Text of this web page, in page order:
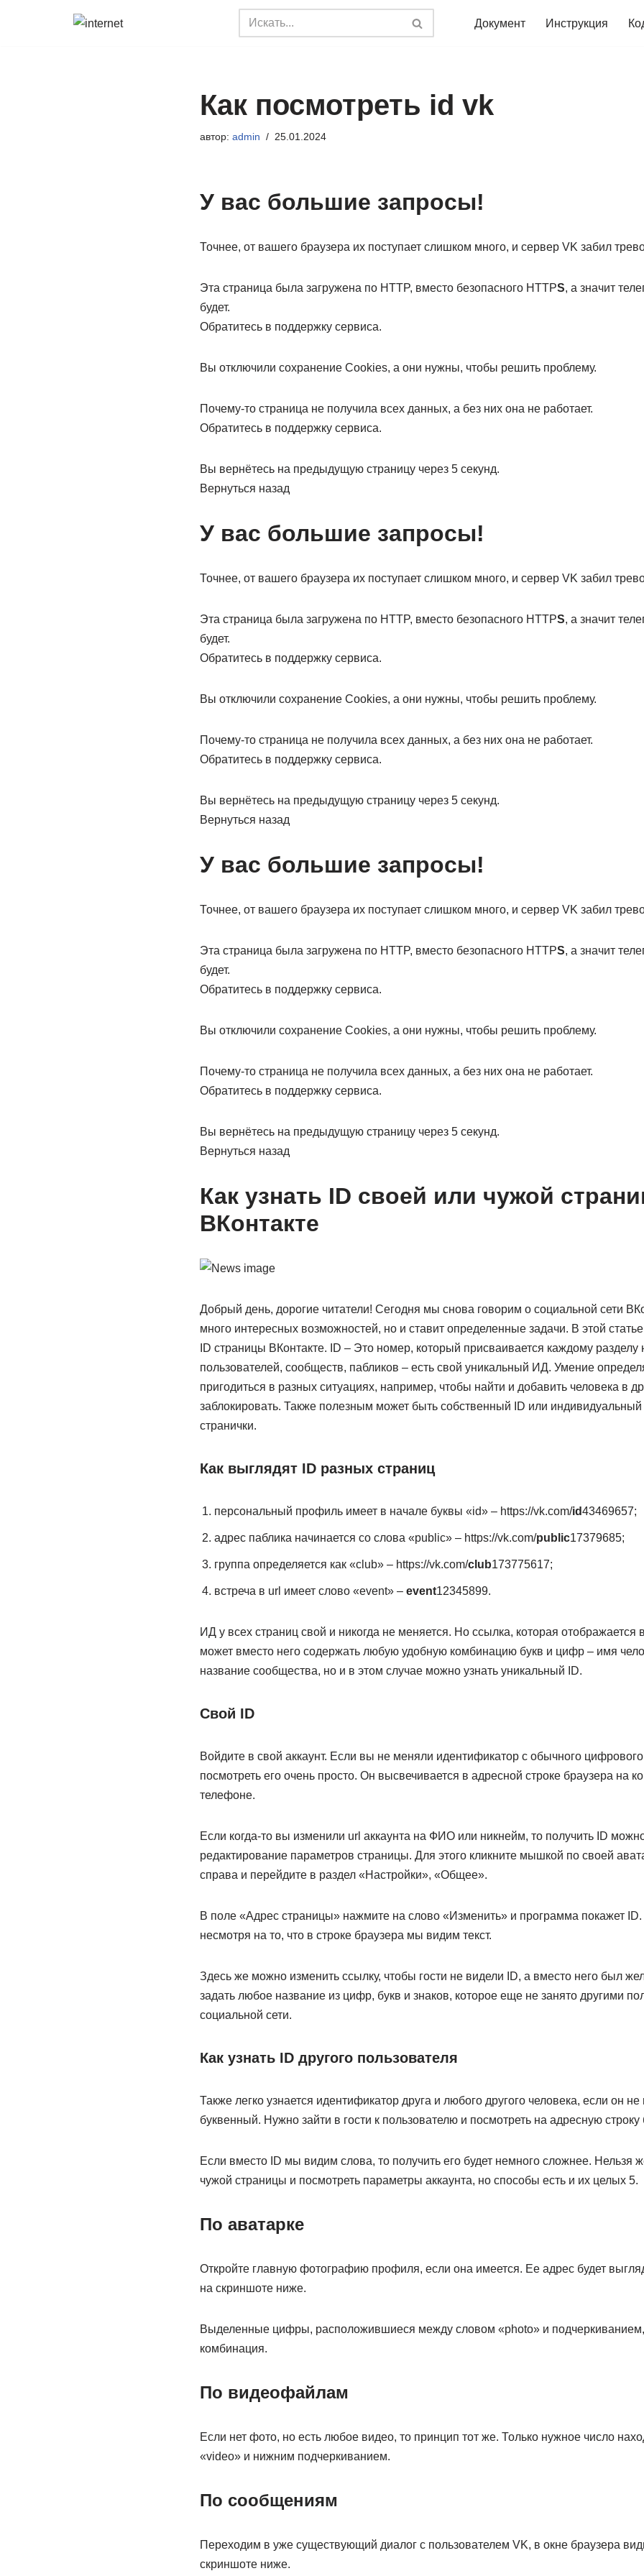
Документ Инструкция
Как посмотреть id vk
автор: admin 25.01.2024
У вас большие запросы!
Точнее, от вашего браузера их поступает слишком много, и сервер VK забил
Эта страница была загружена по HTTP, вместо безопасного HTTPS, а значит
будет.
Обратитесь в поддержку сервиса.
Вы отключили сохранение Cookies, а они нужны, чтобы решить проблему.
Почему-то страница не получила всех данных, а без них она не работает.
Обратитесь в поддержку сервиса.
Вы вернётесь на предыдущую страницу через 5 секунд.
Вернуться назад
У вас большие запросы!
Точнее, от вашего браузера их поступает слишком много, и сервер VK забил
Эта страница была загружена по HTTP, вместо безопасного HTTPS, а значит
будет.
Обратитесь в поддержку сервиса.
Вы отключили сохранение Cookies, а они нужны, чтобы решить проблему.
Почему-то страница не получила всех данных, а без них она не работает.
Обратитесь в поддержку сервиса.
Вы вернётесь на предыдущую страницу через 5 секунд.
Вернуться назад
У вас большие запросы!
Точнее, от вашего браузера их поступает слишком много, и сервер VK забил
Эта страница была загружена по HTTP, вместо безопасного HTTPS, а значит
будет.
Обратитесь в поддержку сервиса.
Вы отключили сохранение Cookies, а они нужны, чтобы решить проблему.
Почему-то страница не получила всех данных, а без них она не работает.
Обратитесь в поддержку сервиса.
Вы вернётесь на предыдущую страницу через 5 секунд.
Вернуться назад
Как узнать ID своей или чужой
ВКонтакте
Добрый день, дорогие читатели! Сегодня мы снова говорим о социальной сети
много интересных возможностей, но и ставит определенные задачи. В этой
ID страницы ВКонтакте. ID – Это номер, который присваивается каждому разделу
пользователей, сообществ, пабликов – есть свой уникальный ИД. Умение
пригодиться в разных ситуациях, например, чтобы найти и добавить человека в
заблокировать. Также полезным может быть собственный ID или
странички.
Как выглядят ID разных страниц
персональный профиль имеет в начале буквы «id» – https://vk.com/id43469657;
адрес паблика начинается со слова «public» – https://vk.com/public17379685;
группа определяется как «club» – https://vk.com/club173775617;
встреча в url имеет слово «event» – event12345899.
ИД у всех страниц свой и никогда не меняется. Но ссылка, которая отображается
может вместо него содержать любую удобную комбинацию букв и цифр – имя
название сообщества, но и в этом случае можно узнать уникальный ID.
Свой ID
Войдите в свой аккаунт. Если вы не меняли идентификатор с обычного
посмотреть его очень просто. Он высвечивается в адресной строке браузера на
телефоне.
Если когда-то вы изменили url аккаунта на ФИО или никнейм, то получить ID
редактирование параметров страницы. Для этого кликните мышкой по своей
справа и перейдите в раздел «Настройки», «Общее».
В поле «Адрес страницы» нажмите на слово «Изменить» и программа покажет
несмотря на то, что в строке браузера мы видим текст.
Здесь же можно изменить ссылку, чтобы гости не видели ID, а вместо него был
задать любое название из цифр, букв и знаков, которое еще не занято другими
социальной сети.
Как узнать ID другого пользователя
Также легко узнается идентификатор друга и любого другого человека, если он
буквенный. Нужно зайти в гости к пользователю и посмотреть на адресную строку
Если вместо ID мы видим слова, то получить его будет немного сложнее. Нельзя
чужой страницы и посмотреть параметры аккаунта, но способы есть и их целых 5.
По аватарке
Откройте главную фотографию профиля, если она имеется. Ее адрес будет
на скриншоте ниже.
Выделенные цифры, расположившиеся между словом «photo» и подчеркиванием,
комбинация.
По видеофайлам
Если нет фото, но есть любое видео, то принцип тот же. Только нужное число
«video» и нижним подчеркиванием.
По сообщениям
Переходим в уже существующий диалог с пользователем VK, в окне браузера
скриншоте ниже.